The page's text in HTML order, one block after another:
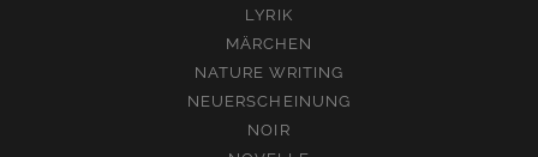
LYRIK
MÄRCHEN
NATURE WRITING
NEUERSCHEINUNG
NOIR